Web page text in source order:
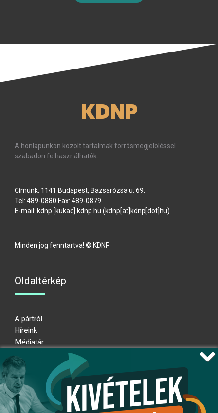
KDNP
A honlapunkon közölt tartalmak forrásmegjelöléssel
szabadon felhasználhatók.
Címünk: 1141 Budapest, Bazsarózsa u. 69.
Tel: 489-0880 Fax: 489-0879
E-mail: kdnp [kukac] kdnp hu (kdnp[at]kdnp[dot]hu)
Minden jog fenntartva! © KDNP
Oldaltérkép
A pártról
Híreink
Médiatár
Adatkezelési nyilatkozat
Átláthatósági nyilatkozat
Ugrás az oldal tetejére